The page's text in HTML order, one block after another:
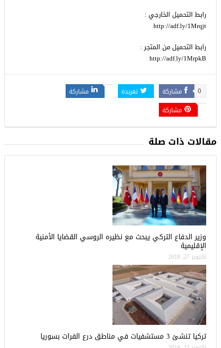
رابط التحميل الخارجي :
http://adf.ly/1Mrqjt
رابط التحميل من المتجر :
http://adf.ly/1MrpkB
مشاركة 0 تغريدة
مشاركة
مشاركة
مقالات ذات صلة
وزير الدفاع التركي يبحث مع نظيره الروسي القضايا الأمنية
الإقليمية
أكتوبر 27, 2018
تركيا تنشئ 3 مستشفيات في مناطق درع الفرات بسوريا